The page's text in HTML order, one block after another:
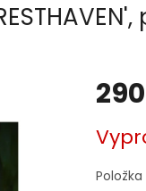
cena: